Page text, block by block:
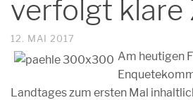
verfolgt klare
12. MAI 2017
Am heutigen
Landtages zum ersten Mal